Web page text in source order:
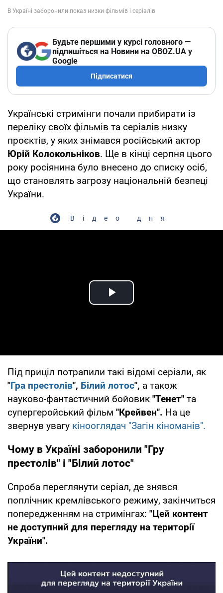
Будьте першими у курсі головного —
підпишіться на Новини на OBOZ.UA у
Google
Підписатися
Українські стримінги почали прибирати із
переліку своїх фільмів та серіалів низку
проєктів, у яких знімався російський актор
Юрій Колокольніков. Ще в кінці серпня цього
року росіянина було внесено до списку осіб,
що становлять загрозу національній безпеці
України.
Відео дня
Play Video
Під приціл потрапили такі відомі серіали, як
"Гра престолів", Білий лотос", а також
науково-фантастичний бойовик "Тенет" та
супергеройський фільм "Крейвен". На це
звернув увагу кінооглядач "Загін кіноманів".
Чому в Україні заборонили "Гру
престолів" і "Білий лотос"
Спроба переглянути серіал, де знявся
поплічник кремлівського режиму, закінчиться
попередженням на стримінгах: "Цей контент
не доступний для перегляду на території
України".